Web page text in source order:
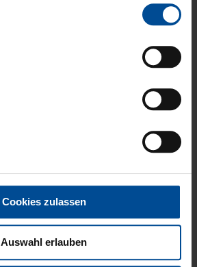
Cookies zulassen
Auswahl erlauben